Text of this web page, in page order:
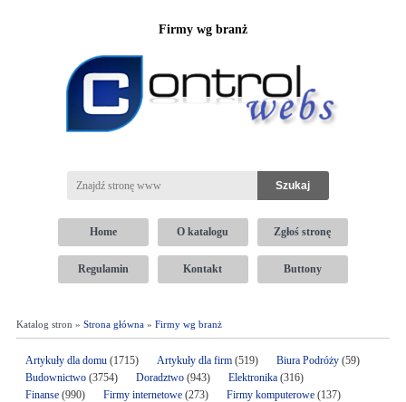
Firmy wg branż
Home O katalogu Zgłoś stronę
Regulamin Kontakt Buttony
Katalog stron » Strona główna» Firmy wg branż
Artykuły dla domu(1715) Artykuły dla firm(519) Biura Podróży(59)
Budownictwo(3754) Doradztwo(943) Elektronika (316)
Finanse(990) Firmy internetowe (273) Firmy komputerowe(137)